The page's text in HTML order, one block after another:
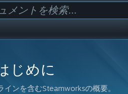
じめに
インを含むSteamworksの概要。